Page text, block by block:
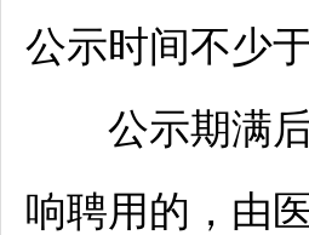
公示时间不少
公示期满后
响聘用的，由